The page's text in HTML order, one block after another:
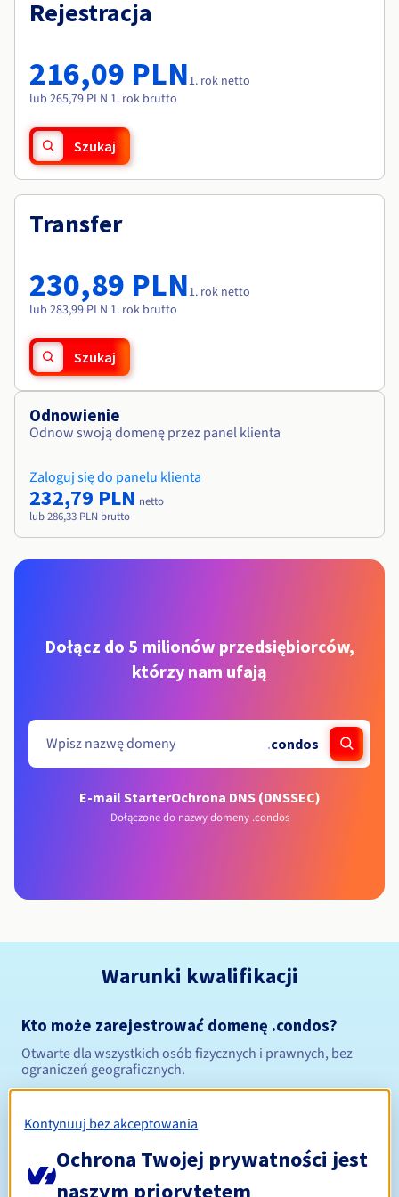
Cennik
Roadmap & Changelog
Monitorowanie
Roadmap & Changelog
Roadmap & Changelog
Roadmap & Changelog
Roadmap & Changelog
Rejestracja
216,09 PLN1. rok netto
lub 265,79 PLN 1. rok brutto
Szukaj
Transfer
230,89 PLN1. rok netto
lub 283,99 PLN 1. rok brutto
Szukaj
Odnowienie
Odnow swoją domenę przez panel klienta
Zaloguj się do panelu klienta
232,79 PLN netto
lub 286,33 PLN brutto
Dołącz do 5 milionów przedsiębiorców,
którzy nam ufają
.condos
E-mail StarterOchrona DNS (DNSSEC)
Dołączone do nazwy domeny .condos
Warunki kwalifikacji
Kto może zarejestrować domenę .condos?
Otwarte dla wszystkich osób fizycznych i prawnych, bez
ograniczeń geograficznych.
Okres rejestracji Od 1 do 10 lat
Kontynuuj bez akceptowania
Ochrona Twojej prywatności jest
naszym priorytetem